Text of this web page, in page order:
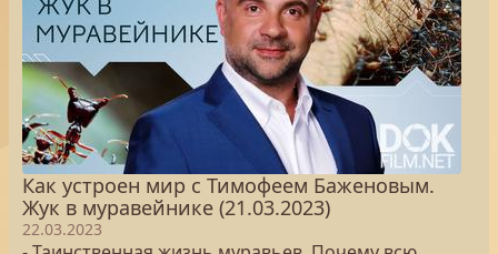
Как устроен мир с Тимофеем Баженовым.
Жук в муравейнике (21.03.2023)
22.03.2023